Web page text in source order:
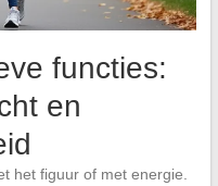
functies:
en
het figuur of met energie.